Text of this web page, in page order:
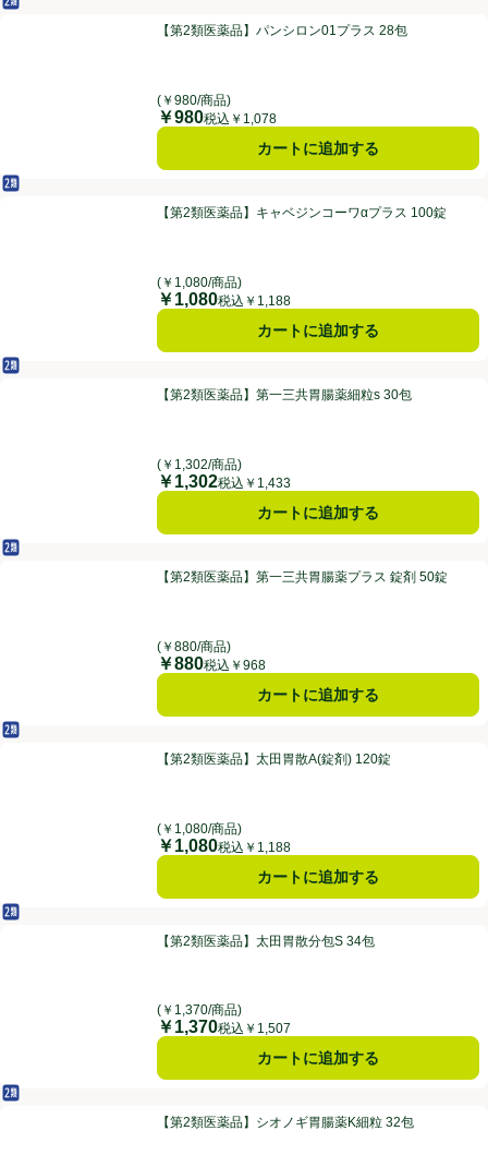
【第2類医薬品】パンシロン01プラス 28包
第2類医薬品
【第2類医薬品】パンシロン01プラス 28包
(￥980/商品)
価格
￥980税込￥1,078
カートに追加する
【第2類医薬品】キャベジンコーワαプラス 100錠
第2類医薬品
【第2類医薬品】キャベジンコーワαプラス 100錠
(￥1,080/商品)
価格
￥1,080税込￥1,188
カートに追加する
【第2類医薬品】第一三共胃腸薬細粒s 30包
第2類医薬品
【第2類医薬品】第一三共胃腸薬細粒s 30包
(￥1,302/商品)
価格
￥1,302税込￥1,433
カートに追加する
【第2類医薬品】第一三共胃腸薬プラス 錠剤 50錠
第2類医薬品
【第2類医薬品】第一三共胃腸薬プラス 錠剤 50錠
(￥880/商品)
価格
￥880税込￥968
カートに追加する
【第2類医薬品】太田胃散A(錠剤) 120錠
第2類医薬品
【第2類医薬品】太田胃散A(錠剤) 120錠
(￥1,080/商品)
価格
￥1,080税込￥1,188
カートに追加する
【第2類医薬品】太田胃散分包S 34包
第2類医薬品
【第2類医薬品】太田胃散分包S 34包
(￥1,370/商品)
価格
￥1,370税込￥1,507
カートに追加する
【第2類医薬品】シオノギ胃腸薬K細粒 32包
第2類医薬品
【第2類医薬品】シオノギ胃腸薬K細粒 32包